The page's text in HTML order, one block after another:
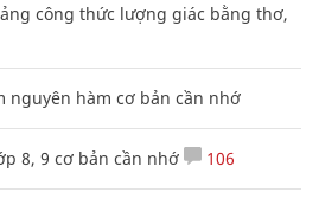
công thức lượng giác bằng thơ,
nguyên hàm cơ bản cần nhớ
8, 9 cơ bản cần nhớ 106